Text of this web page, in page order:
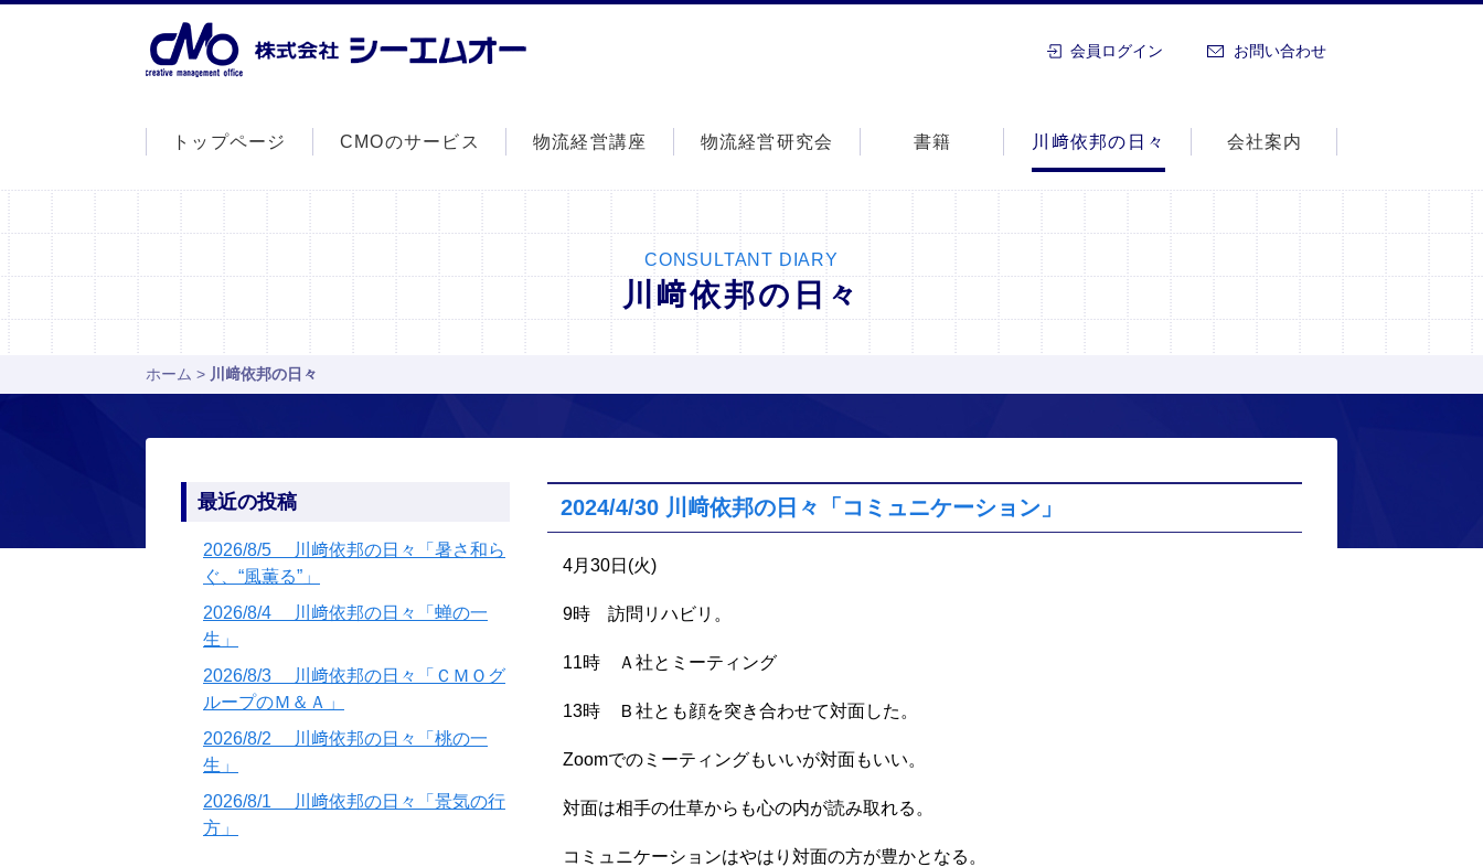
会員ログイン お問い合わせ
トップページ CMOのサービス 物流経営講座 物流経営研究会 書籍 川﨑依邦の日々 会社案内
CONSULTANT DIARY
川﨑依邦の日々
ホーム > 川﨑依邦の日々
2024/4/30 川﨑依邦の日々「コミュニケーション」
4月30日(火)
9時 訪問リハビリ。
11時 Ａ社とミーティング
13時 Ｂ社とも顔を突き合わせて対面した。
Zoomでのミーティングもいいが対面もいい。
対面は相手の仕草からも心の内が読み取れる。
コミュニケーションはやはり対面の方が豊かとなる。
最近の投稿
2026/8/5 川﨑依邦の日々「暑さ和ら
ぐ、“風薫る”」
2026/8/4 川﨑依邦の日々「蝉の一
生」
2026/8/3 川﨑依邦の日々「ＣＭＯグ
ループのＭ＆Ａ」
2026/8/2 川﨑依邦の日々「桃の一
生」
2026/8/1 川﨑依邦の日々「景気の行
方」